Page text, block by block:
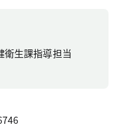
衛生課指導担当